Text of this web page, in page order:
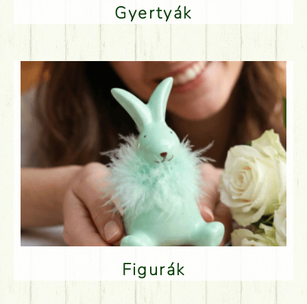
Gyertyák
Figurák